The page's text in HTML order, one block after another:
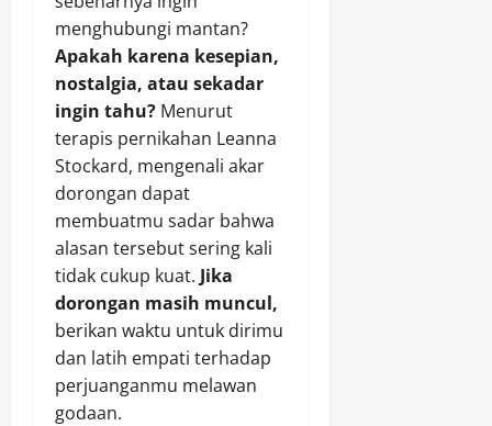
menghubungi mantan?
Apakah karena kesepian,
nostalgia, atau sekadar
ingin tahu? Menurut
terapis pernikahan Leanna
Stockard, mengenali akar
dorongan dapat
membuatmu sadar bahwa
alasan tersebut sering kali
tidak cukup kuat. Jika
dorongan masih muncul,
berikan waktu untuk dirimu
dan latih empati terhadap
perjuanganmu melawan
godaan.